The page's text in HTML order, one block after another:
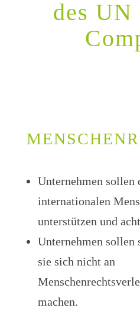
des
Unternehmen sollen
internationalen
unterstützen und
Unternehmen sollen
sie sich nicht an
machen.